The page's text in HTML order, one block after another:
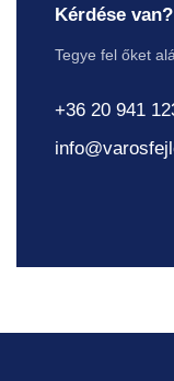
Kérdése van?
Tegye fel őket
+36 20 941